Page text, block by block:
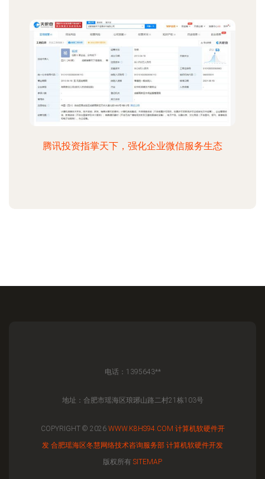
腾讯投资指掌天下，强化企业微信服务生态
电话：1395643**
地址：合肥市瑶海区琅琊山路二村21栋103号
COPYRIGHT © 2026 WWW.K8HS94.COM 计算机软硬件开
发 合肥瑶海区冬慧网络技术咨询服务部 计算机软硬件开发
版权所有 SITEMAP